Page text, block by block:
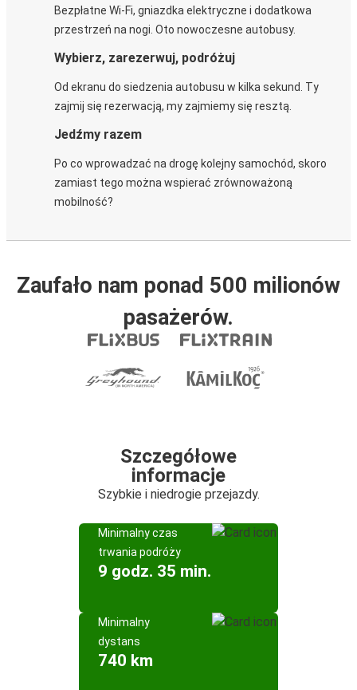
Bezpłatne Wi-Fi, gniazdka elektryczne i dodatkowa
przestrzeń na nogi. Oto nowoczesne autobusy.
Wybierz, zarezerwuj, podróżuj
Od ekranu do siedzenia autobusu w kilka sekund. Ty
zajmij się rezerwacją, my zajmiemy się resztą.
Jedźmy razem
Po co wprowadzać na drogę kolejny samochód, skoro
zamiast tego można wspierać zrównoważoną
mobilność?
Zaufało nam ponad 500 milionów
pasażerów.
Szczegółowe
informacje
Szybkie i niedrogie przejazdy.
Minimalny czas
trwania podróży
9 godz. 35 min.
Minimalny
dystans
740 km